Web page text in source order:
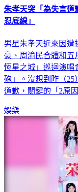
朱孝天突「為失言
忍底線」
男星朱孝天近來因遭
豪、周渝民合體和五
恆星之城」巡迴演唱
砲」。沒想到昨（25
道歉，關鍵的「2原
娛樂